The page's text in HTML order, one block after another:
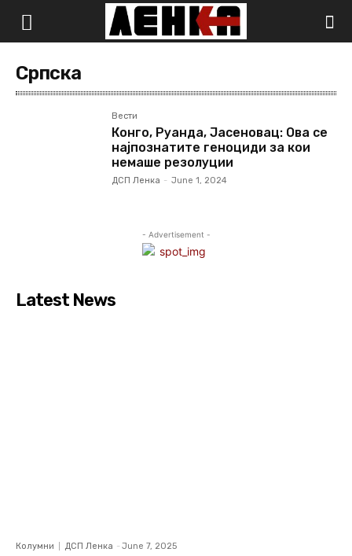
Српска
Вести
Конго, Руанда, Јасеновац: Oва се
најпознатите геноциди за кои
немаше резолуции
ДСП Ленка - June 1, 2024
- Advertisement -
Latest News
Колумни ДСП Ленка - June 7, 2025